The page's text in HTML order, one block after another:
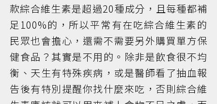
款綜合維生素是超過20種成分，且每種都補
足100%的，所以平常有在吃綜合維生素的
民眾也會擔心，還需不需要另外購買單方保
健食品？其實是不用的。除非是飲食很不均
衡、天生有特殊疾病，或是醫師看了抽血報
告後有特別提醒你找什麼來吃，否則綜合維